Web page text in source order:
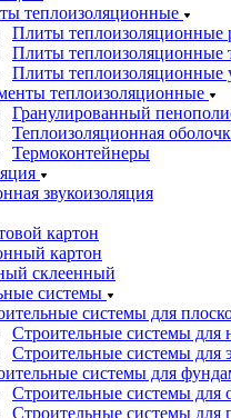
теплоизоляционные
Плиты теплоизоляционные
Плиты теплоизоляционные
Плиты теплоизоляционные
теплоизоляционные
Гранулированный
Теплоизоляционная
Термоконтейнеры
звукоизоляция
картон
картон
склеенный
системы
системы для
Строительные системы для
Строительные системы для
системы для
Строительные системы для
Строительные системы для